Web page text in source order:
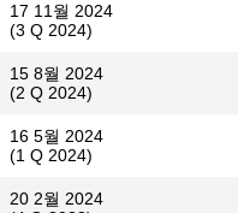
17 11월 2024
(3 Q 2024)
15 8월 2024
(2 Q 2024)
16 5월 2024
(1 Q 2024)
20 2월 2024